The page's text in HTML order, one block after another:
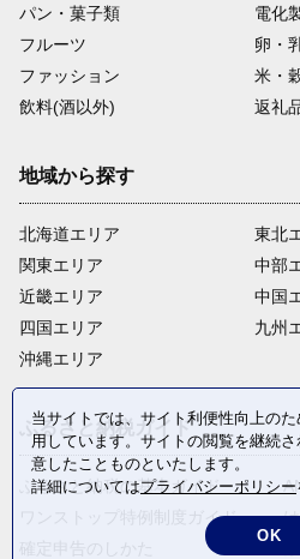
パン・菓子類
電化
フルーツ
卵・
ファッション
米・
飲料(酒以外)
返礼
地域から探す
北海道エリア
関東エリア
近畿エリア
四国エリア
沖縄エリア
東北
中部
中国
九州
ふるさと納税ガイド
ふるさと納税の基本ガイド
ワンストップ特例制度ガイド
当サイトでは、サイト利便性向上の
用しています。サイトの閲覧を継続
意したことものといたします。
詳細についてはプライバシーポリシー
OK